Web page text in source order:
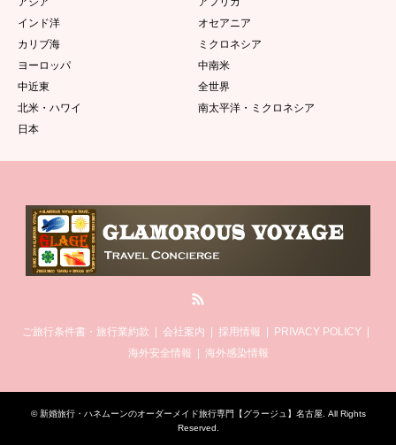
インド洋
オセアニア
カリブ海
ミクロネシア
ヨーロッパ
中南米
中近東
全世界
北米・ハワイ
南太平洋・ミクロネシア
日本
ご旅行条件書・旅行業約款 会社案内 採用情報
PRIVACY POLICY
海外安全情報
海外感染情報
©新婚旅行・ハネムーンのオーダーメイド旅行専門【グラージュ】名古屋 . All Rights
Reserved.